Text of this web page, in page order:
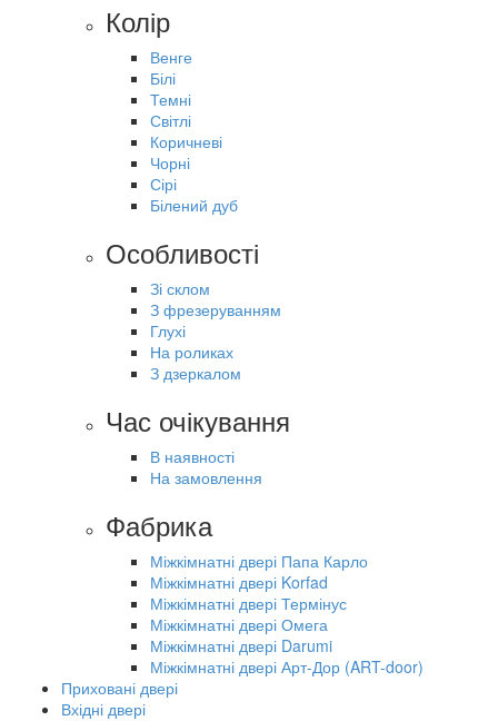
Колір
Венге
Білі
Темні
Світлі
Коричневі
Чорні
Сірі
Білений дуб
Особливості
Зі склом
З фрезеруванням
Глухі
На роликах
З дзеркалом
Час очікування
В наявності
На замовлення
Фабрика
Міжкімнатні двері Папа Карло
Міжкімнатні двері Korfad
Міжкімнатні двері Термінус
Міжкімнатні двері Омега
Міжкімнатні двері Darumi
Міжкімнатні двері Арт-Дор (ART-door)
Приховані двері
Вхідні двері